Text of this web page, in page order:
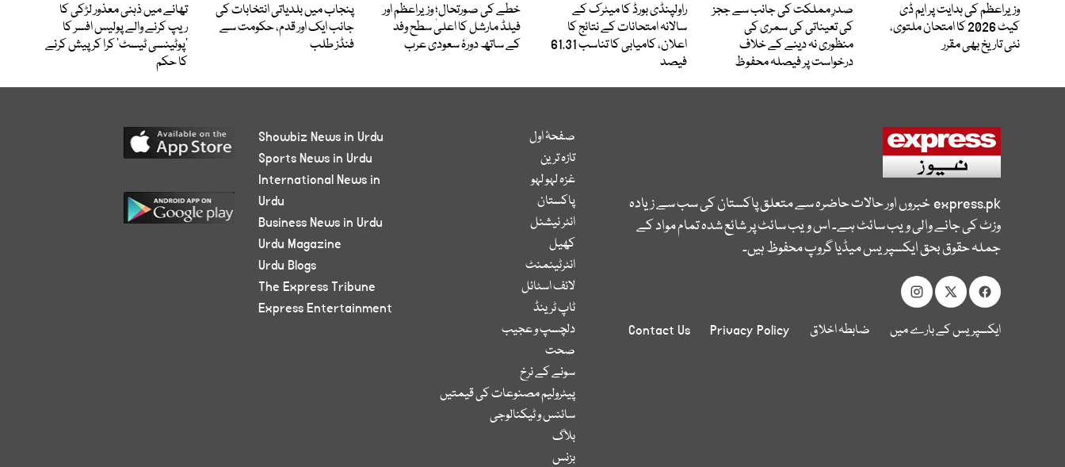
وزیراعظم کی ہدایت پر ایم ڈی
کیٹ 2026 کا امتحان ملتوی،
نئی تاریخ بھی مقرر
صدرِ مملکت کی جانب سے ججز
کی تعیناتی کی سمری کی
منظوری نہ دینے کے خلاف
درخواست پر فیصلہ محفوظ
راولپنڈی بورڈ کا میٹرک کے
سالانہ امتحانات کے نتائج کا
اعلان، کامیابی کا تناسب 61.31
فیصد
خطے کی صورتحال؛ وزیراعظم اور
فیلڈ مارشل کا اعلیٰ سطح وفد
کے ساتھ دورۂ سعودی عرب
پنجاب میں بلدیاتی انتخابات کی
جانب ایک اور قدم، حکومت سے
فنڈز طلب
تھانے میں ذہنی معذور لڑکی کا
ریپ کرنے والے پولیس افسر کا
’پوٹینسی ٹیسٹ‘ کرا کر پیش کرنے
کا حکم
express.pkخبروں اور حالات حاضرہ سے متعلق پاکستان کی سب سے زیادہ
وزٹ کی جانے والی ویب سائٹ ہے۔ اس ویب سائٹ پر شائع شدہ تمام مواد کے
جملہ حقوق بحق ایکسپریس میڈیا گروپ محفوظ ہیں۔
ایکسپریس کے بارے میں ضابطہ اخلاق Privacy Policy
Contact Us
صفحۂ اول
تازہ ترین
غزہ لہو لہو
پاکستان
انٹر نیشنل
کھیل
انٹرٹینمنٹ
لائف اسٹائل
ٹاپ ٹرینڈ
دلچسپ و عجیب
صحت
سونے کے نرخ
پیٹرولیم مصنوعات کی قیمتیں
سائنس و ٹیکنالوجی
بلاگ
بزنس
Showbiz News in Urdu
Sports News in Urdu
International News in
Urdu
Business News in Urdu
Urdu Magazine
Urdu Blogs
The Express Tribune
Express Entertainment